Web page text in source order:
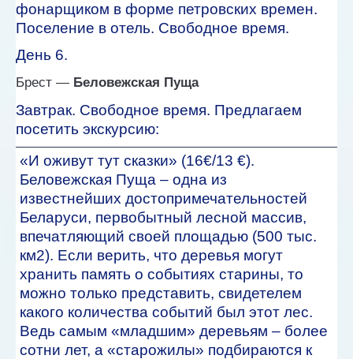
фонарщиком в форме петровских времен.
Поселение в отель. Свободное время.
День 6.
Брест — Беловежская Пуща
Завтрак. Свободное время. Предлагаем
посетить экскурсию:
«И оживут тут сказки» (16€/13 €).
Беловежская Пуща – одна из
известнейших достопримечательностей
Беларуси, первобытный лесной массив,
впечатляющий своей площадью (500 тыс.
км2). Если верить, что деревья могут
хранить память о событиях старины, то
можно только представить, свидетелем
какого количества событий был этот лес.
Ведь самым «младшим» деревьям – более
сотни лет, а «старожилы» подбираются к